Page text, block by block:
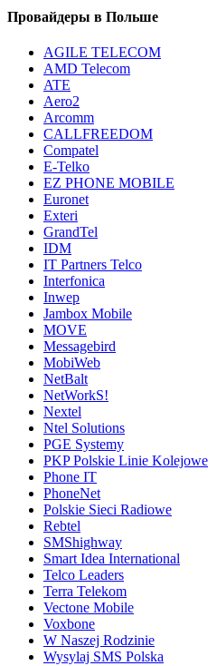
Провайдеры в Польше
AGILE TELECOM
AMD Telecom
ATE
Aero2
Arcomm
CALLFREEDOM
Compatel
E-Telko
EZ PHONE MOBILE
Euronet
Exteri
GrandTel
IDM
IT Partners Telco
Interfonica
Inwep
Jambox Mobile
MOVE
Messagebird
MobiWeb
NetBalt
NetWorkS!
Nextel
Ntel Solutions
PGE Systemy
PKP Polskie Linie Kolejowe
Phone IT
PhoneNet
Polskie Sieci Radiowe
Rebtel
SMShighway
Smart Idea International
Telco Leaders
Terra Telekom
Vectone Mobile
Voxbone
W Naszej Rodzinie
Wysylaj SMS Polska